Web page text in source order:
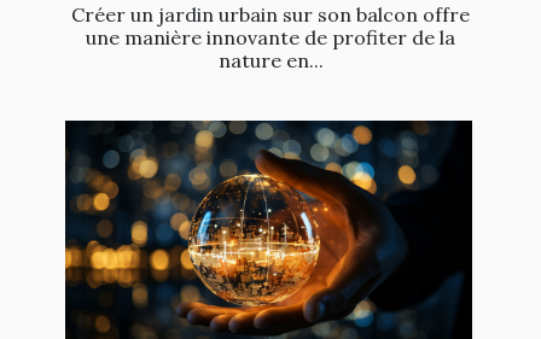
Créer un jardin urbain sur son balcon offre
une manière innovante de profiter de la
nature en...